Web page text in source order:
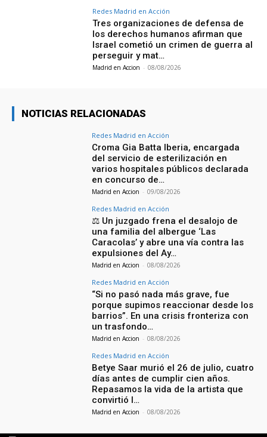
Redes Madrid en Acción
Tres organizaciones de defensa de
los derechos humanos afirman que
Israel cometió un crimen de guerra al
perseguir y mat…
Madrid en Accion - 08/08/2026
NOTICIAS RELACIONADAS
Redes Madrid en Acción
Croma Gia Batta Iberia, encargada
del servicio de esterilización en
varios hospitales públicos declarada
en concurso de…
Madrid en Accion - 09/08/2026
Redes Madrid en Acción
⚖️ Un juzgado frena el desalojo de
una familia del albergue ‘Las
Caracolas’ y abre una vía contra las
expulsiones del Ay…
Madrid en Accion - 08/08/2026
Redes Madrid en Acción
“Si no pasó nada más grave, fue
porque supimos reaccionar desde los
barrios”. En una crisis fronteriza con
un trasfondo…
Madrid en Accion - 08/08/2026
Redes Madrid en Acción
Betye Saar murió el 26 de julio, cuatro
días antes de cumplir cien años.
Repasamos la vida de la artista que
convirtió l…
Madrid en Accion - 08/08/2026